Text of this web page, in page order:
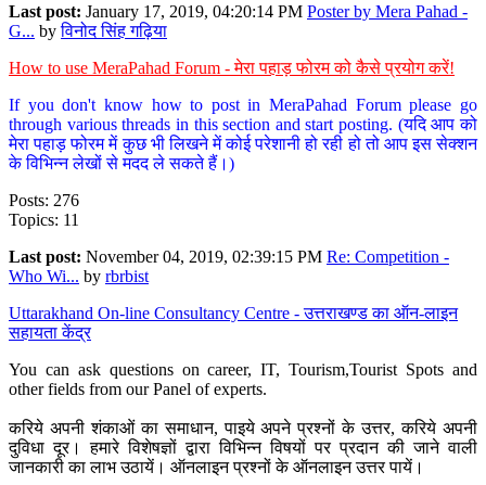
Last post: January 17, 2019, 04:20:14 PM Poster by Mera Pahad -
G... byविनोद सिंह गढ़िया
How to use MeraPahad Forum - मेरा पहाड़ फोरम को कैसे प्रयोग करें!
If you don't know how to post in MeraPahad Forum please go
through various threads in this section and start posting. (यदि आप को
मेरा पहाड़ फोरम में कुछ भी लिखने में कोई परेशानी हो रही हो तो आप इस सेक्शन
के विभिन्न लेखों से मदद ले सकते हैं।)
Posts: 276
Topics: 11
Last post: November 04, 2019, 02:39:15 PM Re: Competition -
Who Wi... by rbrbist
Uttarakhand On-line Consultancy Centre - उत्तराखण्ड का ऑन-लाइन
सहायता केंद्र
You can ask questions on career, IT, Tourism,Tourist Spots and
other fields from our Panel of experts.
करिये अपनी शंकाओं का समाधान, पाइये अपने प्रश्नों के उत्तर, करिये अपनी
दुविधा दूर। हमारे विशेषज्ञों द्वारा विभिन्न विषयों पर प्रदान की जाने वाली
जानकारी का लाभ उठायें। ऑनलाइन प्रश्नों के ऑनलाइन उत्तर पायें।